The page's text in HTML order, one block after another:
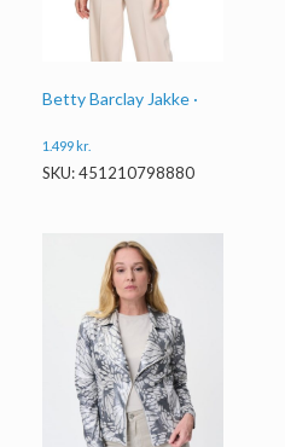
Betty Barclay Jakke ·
1.499kr.
SKU: 451210798880